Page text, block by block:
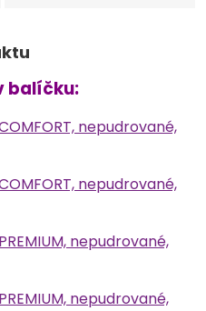
balíčku:
nepudrované,
nepudrované,
nepudrované,
nepudrované,